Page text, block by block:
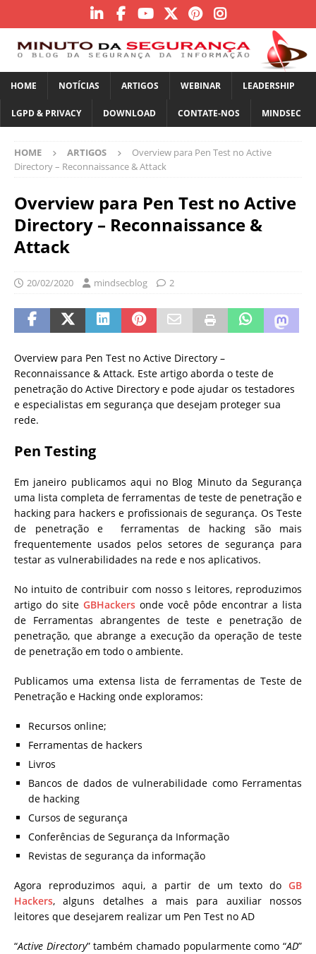
HOME NOTÍCIAS ARTIGOS WEBINAR LEADERSHIP
LGPD & PRIVACY DOWNLOAD CONTATE-NOS MINDSEC
HOME ARTIGOS
Overview para Pen Test no Active
Directory – Reconnaissance & Attack
Overview para Pen Test no Active
Directory – Reconnaissance &
Attack
20/02/2020 mindsecblog 2
Overview para Pen Test no Active Directory –
Reconnaissance & Attack. Este artigo aborda o teste de
penetração do Active Directory e pode ajudar os testadores
e especialistas em segurança que desejam proteger sua
rede.
Pen Testing
Em janeiro publicamos aqui no Blog Minuto da Segurança
uma lista completa de ferramentas de teste de penetração e
hacking para hackers e profissionais de segurança. Os Teste
de penetração e ferramentas de hacking são mais
frequentemente usados ​​pelos setores de segurança para
testar as vulnerabilidades na rede e nos aplicativos.
No intuito de contribuir com nosso s leitores, reproduzimos
artigo do site GBHackers onde você pôde encontrar a lista
de Ferramentas abrangentes de teste e penetração de
penetração, que abrange a execução da operação de teste
de penetração em todo o ambiente.
Publicamos uma extensa lista de ferramentas de Teste de
Penetração e Hacking onde exploramos:
Recursos online;
Ferramentas de hackers
Livros
Bancos de dados de vulnerabilidade como Ferramentas
de hacking
Cursos de segurança
Conferências de Segurança da Informação
Revistas de segurança da informação
Agora reproduzimos aqui, a partir de um texto do GB
Hackers, alguns detalhes a mais para auxiliar nossos
leitores que desejarem realizar um Pen Test no AD
“Active Directory” também chamado popularmente como “AD”